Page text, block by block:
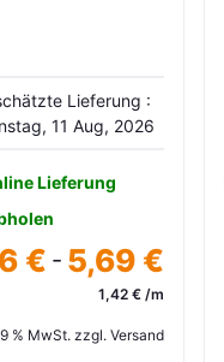
Lieferung :
11 Aug, 2026
Lieferung
€ - 5,69 €
1,42 € /m
% MwSt. zzgl. Versand